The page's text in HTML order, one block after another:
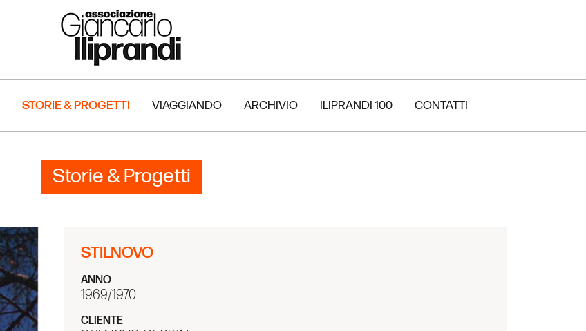
STORIE & PROGETTI VIAGGIANDO ARCHIVIO ILIPRANDI 100 CONTATTI
Storie & Progetti
STILNOVO
ANNO
1969/1970
CLIENTE